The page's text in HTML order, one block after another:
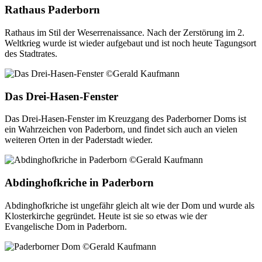
Rathaus Paderborn
Rathaus im Stil der Weserrenaissance. Nach der Zerstörung im 2.
Weltkrieg wurde ist wieder aufgebaut und ist noch heute Tagungsort
des Stadtrates.
Das Drei-Hasen-Fenster
Das Drei-Hasen-Fenster im Kreuzgang des Paderborner Doms ist
ein Wahrzeichen von Paderborn, und findet sich auch an vielen
weiteren Orten in der Paderstadt wieder.
Abdinghofkriche in Paderborn
Abdinghofkriche ist ungefähr gleich alt wie der Dom und wurde als
Klosterkirche gegründet. Heute ist sie so etwas wie der
Evangelische Dom in Paderborn.